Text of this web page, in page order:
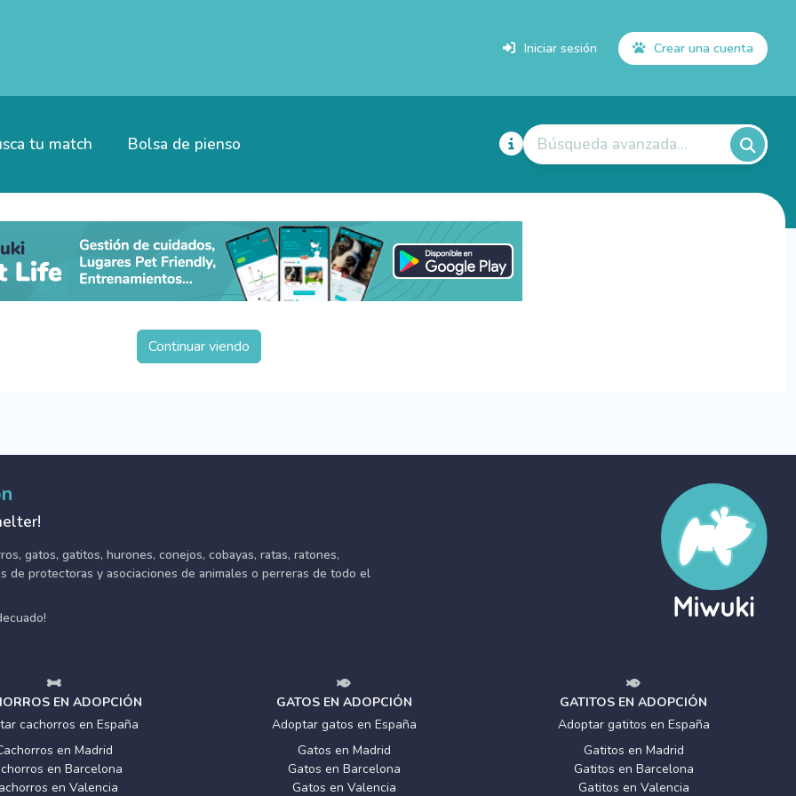
Iniciar sesión Crear una cuenta
tu match Bolsa de pienso Búsqueda avanzada...
Continuar viendo
gatos, gatitos, hurones, conejos, cobayas, ratas, ratones,
de protectoras y asociaciones de animales o perreras de todo el
EN ADOPCIÓN
cachorros en España
en Madrid
en Barcelona
en Valencia
GATOS EN ADOPCIÓN
Adoptar gatos en España
Gatos en Madrid
Gatos en Barcelona
Gatos en Valencia
GATITOS EN ADOPCIÓN
Adoptar gatitos en España
Gatitos en Madrid
Gatitos en Barcelona
Gatitos en Valencia